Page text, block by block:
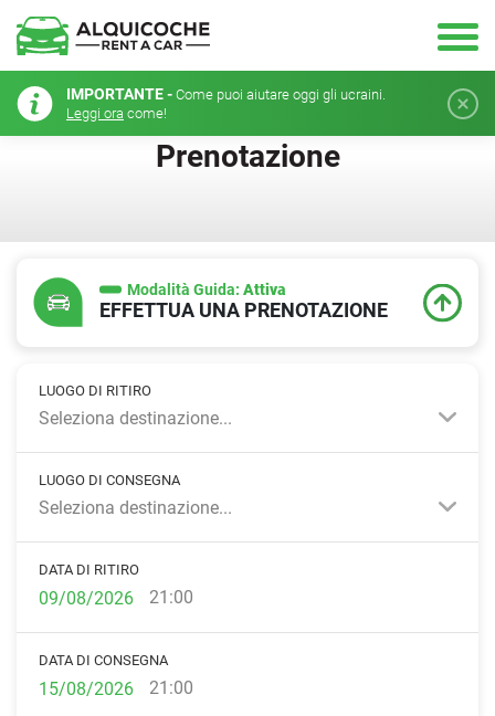
IMPORTANTE - Come puoi aiutare oggi gli ucraini.
Leggi ora come!
Prenotazione
Modalità Guida: Attiva
EFFETTUA UNA PRENOTAZIONE
LUOGO DI RITIRO
Seleziona destinazione...
LUOGO DI CONSEGNA
Seleziona destinazione...
DATA DI RITIRO
21:00
DATA DI CONSEGNA
21:00